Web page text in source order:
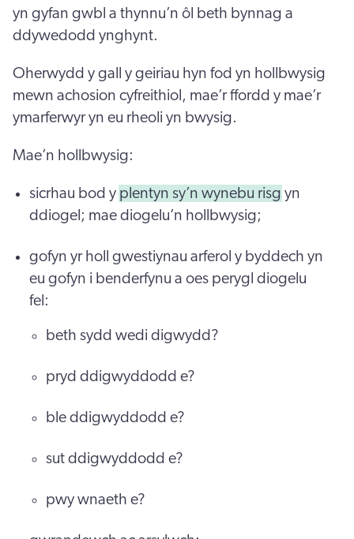
yn gyfan gwbl a thynnu’n ôl beth bynnag a
ddywedodd ynghynt.
Oherwydd y gall y geiriau hyn fod yn hollbwysig
mewn achosion cyfreithiol, mae’r ffordd y mae’r
ymarferwyr yn eu rheoli yn bwysig.
Mae’n hollbwysig:
sicrhau bod y plentyn sy’n wynebu risg yn
ddiogel; mae diogelu’n hollbwysig;
gofyn yr holl gwestiynau arferol y byddech yn
eu gofyn i benderfynu a oes perygl diogelu
fel:
beth sydd wedi digwydd?
pryd ddigwyddodd e?
ble ddigwyddodd e?
sut ddigwyddodd e?
pwy wnaeth e?